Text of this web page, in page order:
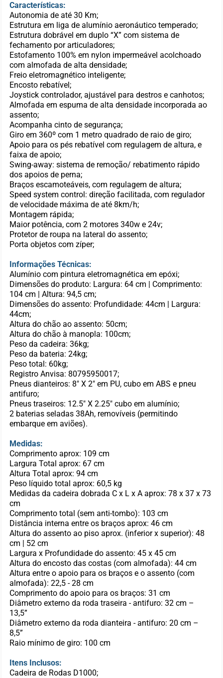
Características:
Autonomia de até 30 Km;
Estrutura em liga de alumínio aeronáutico temperado;
Estrutura dobrável em duplo “X” com sistema de
fechamento por articuladores;
Estofamento 100% em nylon impermeável acolchoado
com almofada de alta densidade;
Freio eletromagnético inteligente;
Encosto rebatível;
Joystick controlador, ajustável para destros e canhotos;
Almofada em espuma de alta densidade incorporada ao
assento;
Acompanha cinto de segurança;
Giro em 360º com 1 metro quadrado de raio de giro;
Apoio para os pés rebatível com regulagem de altura, e
faixa de apoio;
Swing-away: sistema de remoção/ rebatimento rápido
dos apoios de perna;
Braços escamoteáveis, com regulagem de altura;
Speed system control: direção facilitada, com regulador
de velocidade máxima de até 8km/h;
Montagem rápida;
Maior potência, com 2 motores 340w e 24v;
Protetor de roupa na lateral do assento;
Porta objetos com zíper;
Informações Técnicas:
Alumínio com pintura eletromagnética em epóxi;
Dimensões do produto: Largura: 64 cm | Comprimento:
104 cm | Altura: 94,5 cm;
Dimensões do assento: Profundidade: 44cm | Largura:
44cm;
Altura do chão ao assento: 50cm;
Altura do chão à manopla: 100cm;
Peso da cadeira: 36kg;
Peso da bateria: 24kg;
Peso total: 60kg;
Registro Anvisa: 80795950017;
Pneus dianteiros: 8" X 2" em PU, cubo em ABS e pneu
antifuro;
Pneus traseiros: 12.5" X 2.25" cubo em alumínio;
2 baterias seladas 38Ah, removíveis (permitindo
embarque em aviões).
Medidas:
Comprimento aprox: 109 cm
Largura Total aprox: 67 cm
Altura Total aprox: 94 cm
Peso líquido total aprox: 60,5 kg
Medidas da cadeira dobrada C x L x A aprox: 78 x 37 x 73
cm
Comprimento total (sem anti-tombo): 103 cm
Distância interna entre os braços aprox: 46 cm
Altura do assento ao piso aprox. (inferior x superior): 48
cm | 52 cm
Largura x Profundidade do assento: 45 x 45 cm
Altura do encosto das costas (com almofada): 44 cm
Altura entre o apoio para os braços e o assento (com
almofada): 22,5 - 28 cm
Comprimento do apoio para os braços: 31 cm
Diâmetro externo da roda traseira - antifuro: 32 cm –
13,5”
Diâmetro externo da roda dianteira - antifuro: 20 cm –
8,5”
Raio mínimo de giro: 100 cm
Itens Inclusos:
Cadeira de Rodas D1000;